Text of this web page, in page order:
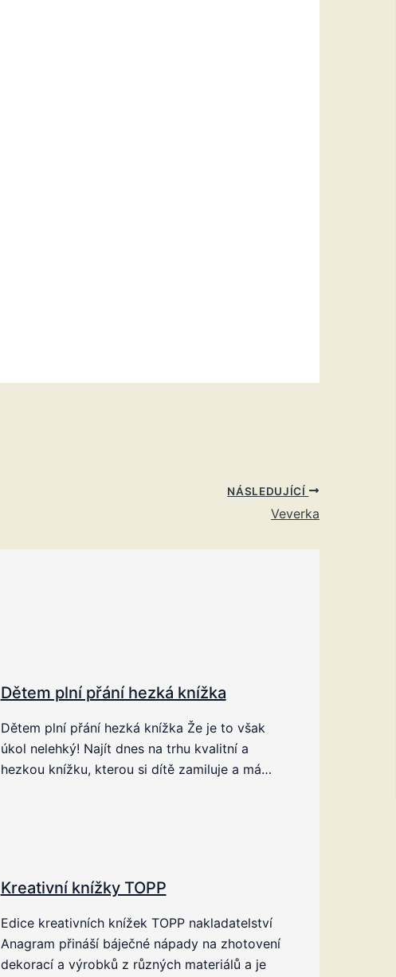
NÁSLEDUJÍCÍ
Veverka
Dětem plní přání hezká knížka
Dětem plní přání hezká knížka Že je to však
úkol nelehký! Najít dnes na trhu kvalitní a
hezkou knížku, kterou si dítě zamiluje a má…
Kreativní knížky TOPP
Edice kreativních knížek TOPP nakladatelství
Anagram přináší báječné nápady na zhotovení
dekorací a výrobků z různých materiálů a je